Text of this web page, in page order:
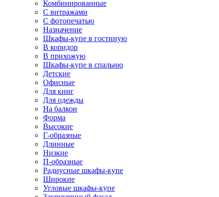
Комбинированные
С витражами
С фотопечатью
Назначение
Шкафы-купе в гостиную
В коридор
В прихожую
Шкафы-купе в спальню
Детские
Офисные
Для книг
Для одежды
На балкон
Форма
Высокие
Г-образные
Длинные
Низкие
П-образные
Радиусные шкафы-купе
Широкие
Угловые шкафы-купе